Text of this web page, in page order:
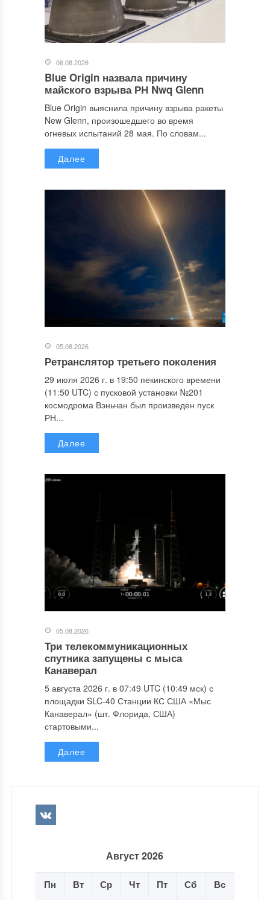
06.08.2026
Blue Origin назвала причину
майского взрыва РН Nwq Glenn
Blue Origin выяснила причину взрыва ракеты
New Glenn, произошедшего во время
огневых испытаний 28 мая. По словам...
Далее
05.08.2026
Ретранслятор третьего поколения
29 июля 2026 г. в 19:50 пекинского времени
(11:50 UTC) с пусковой установки №201
космодрома Вэньчан был произведен пуск
РН...
Далее
05.08.2026
Три телекоммуникационных
спутника запущены с мыса
Канаверал
5 августа 2026 г. в 07:49 UTC (10:49 мск) с
площадки SLC-40 Станции КС США «Мыс
Канаверал» (шт. Флорида, США)
стартовыми...
Далее
Август 2026
Пн Вт Ср Чт Пт Сб Вс